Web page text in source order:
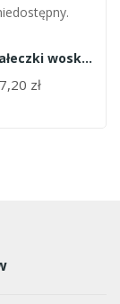
Storm pałeczki woskowe 200g
7,20 zł